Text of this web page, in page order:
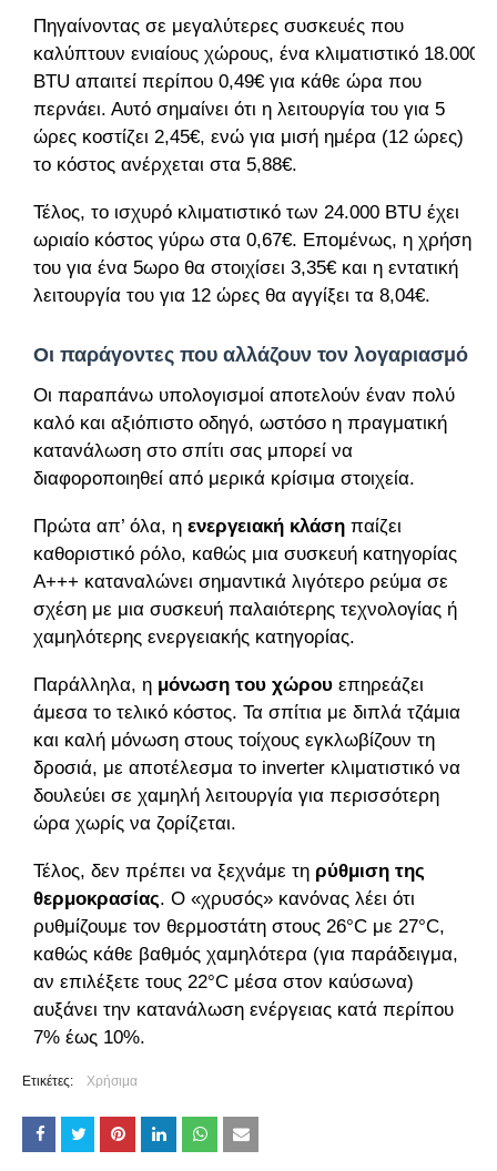
Πηγαίνοντας σε μεγαλύτερες συσκευές που
καλύπτουν ενιαίους χώρους, ένα κλιματιστικό 18.000
BTU απαιτεί περίπου 0,49€ για κάθε ώρα που
περνάει. Αυτό σημαίνει ότι η λειτουργία του για 5
ώρες κοστίζει 2,45€, ενώ για μισή ημέρα (12 ώρες)
το κόστος ανέρχεται στα 5,88€.
Τέλος, το ισχυρό κλιματιστικό των 24.000 BTU έχει
ωριαίο κόστος γύρω στα 0,67€. Επομένως, η χρήση
του για ένα 5ωρο θα στοιχίσει 3,35€ και η εντατική
λειτουργία του για 12 ώρες θα αγγίξει τα 8,04€.
Οι παράγοντες που αλλάζουν τον λογαριασμό
Οι παραπάνω υπολογισμοί αποτελούν έναν πολύ
καλό και αξιόπιστο οδηγό, ωστόσο η πραγματική
κατανάλωση στο σπίτι σας μπορεί να
διαφοροποιηθεί από μερικά κρίσιμα στοιχεία.
Πρώτα απ’ όλα, η ενεργειακή κλάση παίζει
καθοριστικό ρόλο, καθώς μια συσκευή κατηγορίας
Α+++ καταναλώνει σημαντικά λιγότερο ρεύμα σε
σχέση με μια συσκευή παλαιότερης τεχνολογίας ή
χαμηλότερης ενεργειακής κατηγορίας.
Παράλληλα, η μόνωση του χώρου επηρεάζει
άμεσα το τελικό κόστος. Τα σπίτια με διπλά τζάμια
και καλή μόνωση στους τοίχους εγκλωβίζουν τη
δροσιά, με αποτέλεσμα το inverter κλιματιστικό να
δουλεύει σε χαμηλή λειτουργία για περισσότερη
ώρα χωρίς να ζορίζεται.
Τέλος, δεν πρέπει να ξεχνάμε τη ρύθμιση της
θερμοκρασίας. Ο «χρυσός» κανόνας λέει ότι
ρυθμίζουμε τον θερμοστάτη στους 26°C με 27°C,
καθώς κάθε βαθμός χαμηλότερα (για παράδειγμα,
αν επιλέξετε τους 22°C μέσα στον καύσωνα)
αυξάνει την κατανάλωση ενέργειας κατά περίπου
7% έως 10%.
Ετικέτες: Χρήσιμα